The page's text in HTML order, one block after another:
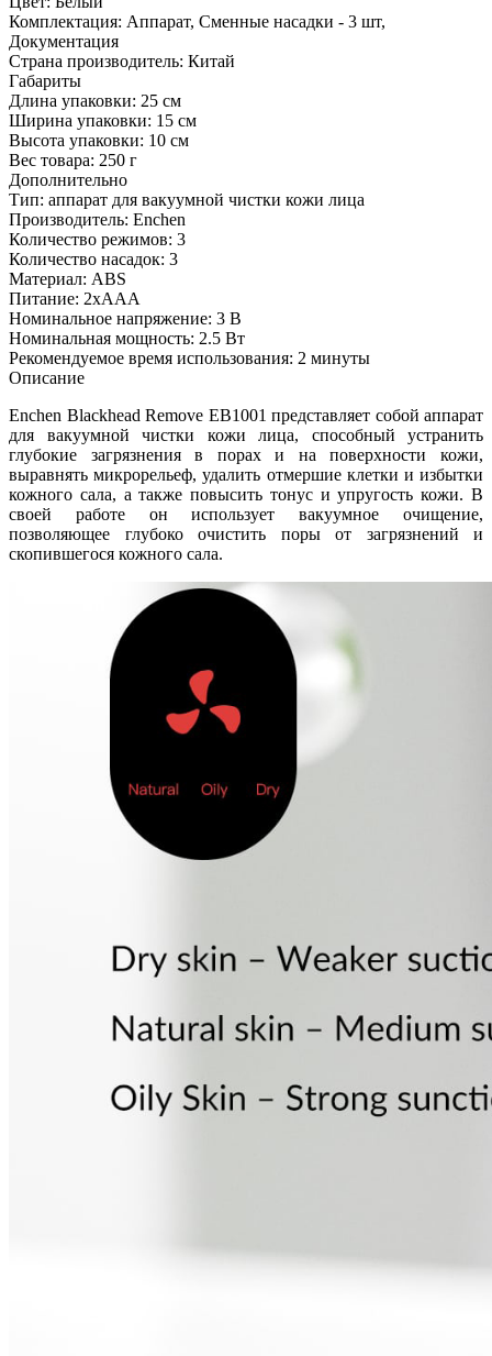
Комплектация: Аппарат, Сменные насадки - 3 шт,
Документация
Страна производитель: Китай
Габариты
Длина упаковки: 25 см
Ширина упаковки: 15 см
Высота упаковки: 10 см
Вес товара: 250 г
Дополнительно
Тип: аппарат для вакуумной чистки кожи лица
Производитель: Enchen
Количество режимов: 3
Количество насадок: 3
Материал: ABS
Питание: 2xAAA
Номинальное напряжение: 3 В
Номинальная мощность: 2.5 Вт
Рекомендуемое время использования: 2 минуты
Описание
Enchen Blackhead Remove EB1001 представляет собой аппарат
для вакуумной чистки кожи лица, способный устранить
глубокие загрязнения в порах и на поверхности кожи,
выравнять микрорельеф, удалить отмершие клетки и избытки
кожного сала, а также повысить тонус и упругость кожи. В
своей работе он использует вакуумное очищение,
позволяющее глубоко очистить поры от загрязнений и
скопившегося кожного сала.